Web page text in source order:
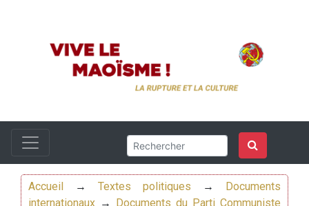
Accueil → Textes politiques →
Documents
internationaux →
Documents du Parti Communiste